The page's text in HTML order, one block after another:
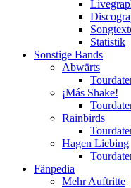
Statistik
Sonstige Bands
Abwärts
¡Más Shake!
Rainbirds
Hagen Liebing
Fänpedia
Mehr Auftritte